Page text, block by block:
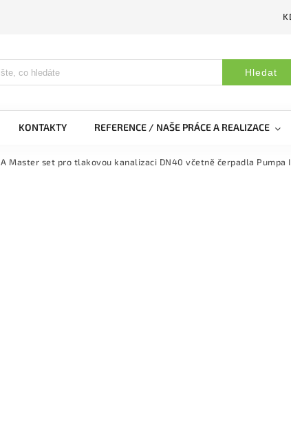
Hledat
KONTAKTY REFERENCE / NAŠE PRÁCE A REALIZACE
Master set pro tlakovou kanalizaci DN40 včetně čerpadla Pumpa